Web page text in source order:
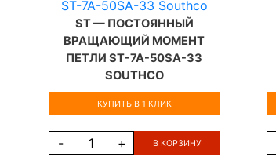
ST — ПОСТОЯННЫЙ
ВРАЩАЮЩИЙ МОМЕНТ
ПЕТЛИ ST-7A-50SA-33
SOUTHCO
КУПИТЬ В 1 КЛИК
- + В КОРЗИНУ